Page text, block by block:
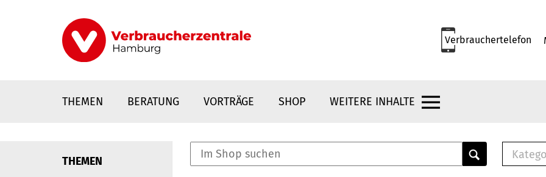
Verbrauchertelefon
THEMEN BERATUNG VORTRÄGE SHOP WEITERE INHALTE
THEMEN